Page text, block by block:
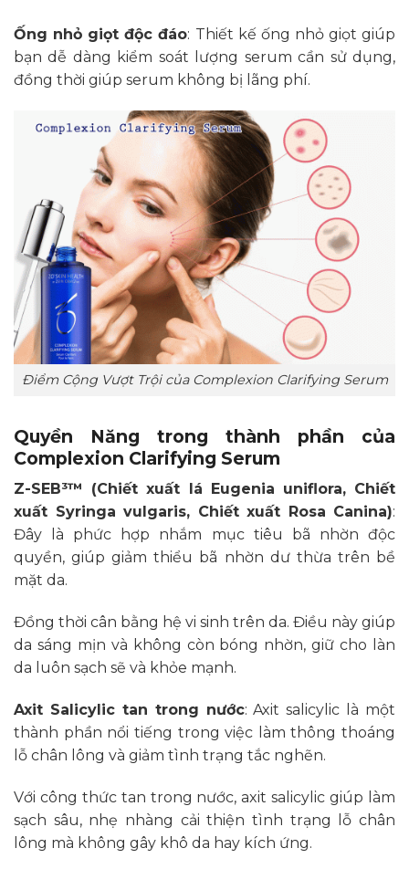
Ống nhỏ giọt độc đáo: Thiết kế ống nhỏ giọt giúp
bạn dễ dàng kiểm soát lượng serum cần sử dụng,
đồng thời giúp serum không bị lãng phí.
Điểm Cộng Vượt Trội của Complexion Clarifying Serum
Quyền Năng trong thành phần của
Complexion Clarifying Serum
Z-SEB³™ (Chiết xuất lá Eugenia uniflora, Chiết
xuất Syringa vulgaris, Chiết xuất Rosa Canina):
Đây là phức hợp nhắm mục tiêu bã nhờn độc
quyền, giúp giảm thiểu bã nhờn dư thừa trên bề
mặt da.
Đồng thời cân bằng hệ vi sinh trên da. Điều này giúp
da sáng mịn và không còn bóng nhờn, giữ cho làn
da luôn sạch sẽ và khỏe mạnh.
Axit Salicylic tan trong nước: Axit salicylic là một
thành phần nổi tiếng trong việc làm thông thoáng
lỗ chân lông và giảm tình trạng tắc nghẽn.
Với công thức tan trong nước, axit salicylic giúp làm
sạch sâu, nhẹ nhàng cải thiện tình trạng lỗ chân
lông mà không gây khô da hay kích ứng.